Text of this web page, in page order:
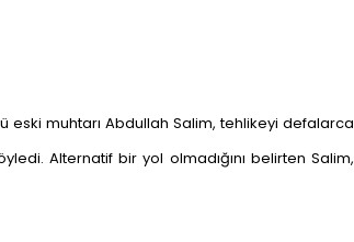
eski muhtarı Abdullah Salim, tehlikeyi defalarca
Alternatif bir yol olmadığını belirten Salim,